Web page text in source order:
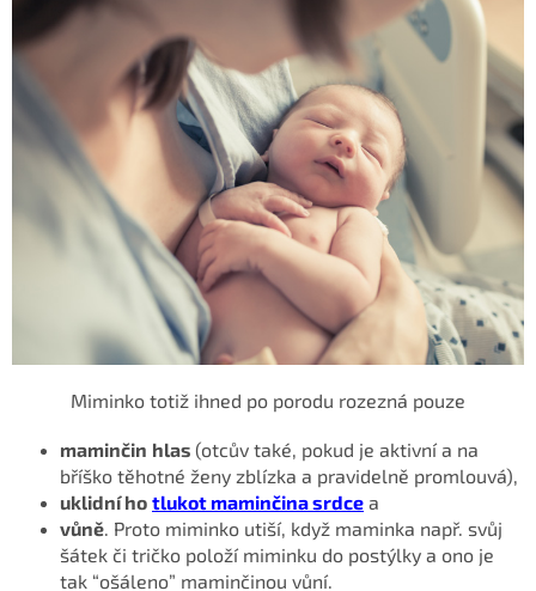
Miminko totiž ihned po porodu rozezná pouze
maminčin hlas (otcův také, pokud je aktivní a na
bříško těhotné ženy zblízka a pravidelně promlouvá),
uklidní ho tlukot maminčina srdce a
vůně . Proto miminko utiší, když maminka např. svůj
šátek či tričko položí miminku do postýlky a ono je
tak “ošáleno” maminčinou vůní.